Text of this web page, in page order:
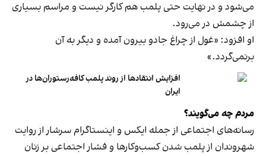
می‌شود و در نهایت حتی پلمب هم کارگر نیست و مراسم بسیاری
از چشمش در می‌رود.
او افزود: «غول از چراغ جادو بیرون آمده و دیگر به آن
برنمی‎‌گردد.»
افزایش انتقادها از روند پلمب کافه‌رستوران‌ها در
ایران
مردم چه می‌گویند؟
رسانه‎‌های اجتماعی از جمله ایکس و اینستاگرام سرشار از روایت
شهروندان از پلمب شدن کسب‌وکارها و فشار اجتماعی بر زنان